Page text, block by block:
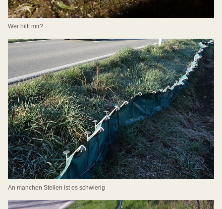
Wer hilft mir?
An manchen Stellen ist es schwierig